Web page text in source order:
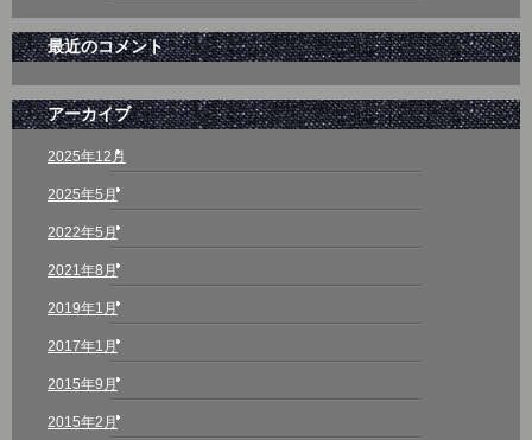
最近のコメント
アーカイブ
2025年12月
2025年5月
2022年5月
2021年8月
2019年1月
2017年1月
2015年9月
2015年2月